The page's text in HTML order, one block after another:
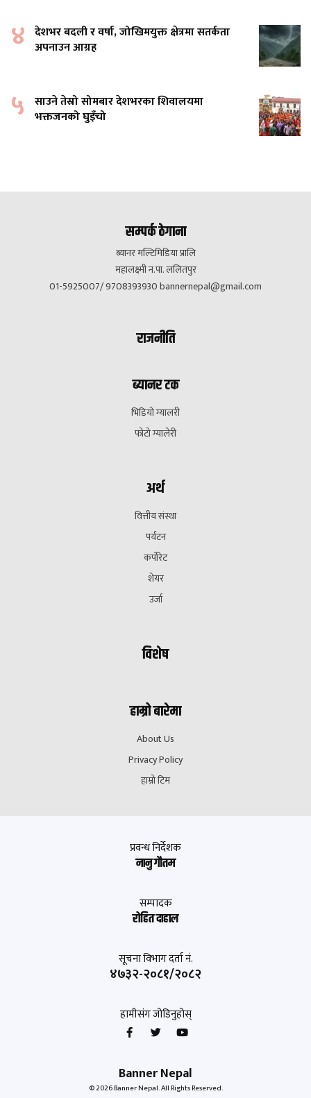
४ देशभर बदली र वर्षा, जोखिमयुक्त क्षेत्रमा सतर्कता
अपनाउन आग्रह
५ साउने तेस्रो सोमबार देशभरका शिवालयमा
भक्तजनको घुइँचो
सम्पर्क ठेगाना
ब्यानर मल्टिमिडिया प्रालि
महालक्ष्मी न.पा. ललितपुर
01-5925007/ 9708393930bannernepal@gmail.com
राजनीति
ब्यानर टक
भिडियो ग्यालरी
फोटो ग्यालेरी
अर्थ
वित्तीय संस्था
पर्यटन
कर्पोरेट
शेयर
उर्जा
विशेष
हाम्रो बारेमा
About Us
Privacy Policy
हाम्रो टिम
Banner Nepal
© 2026 Banner Nepal. All Rights Reserved.
प्रवन्ध निर्देशक
नानु गौतम
सम्पादक
रोहित दाहाल
सूचना विभाग दर्ता नं.
४७३२-२०८१/२०८२
हामीसंग जोडिनुहोस्